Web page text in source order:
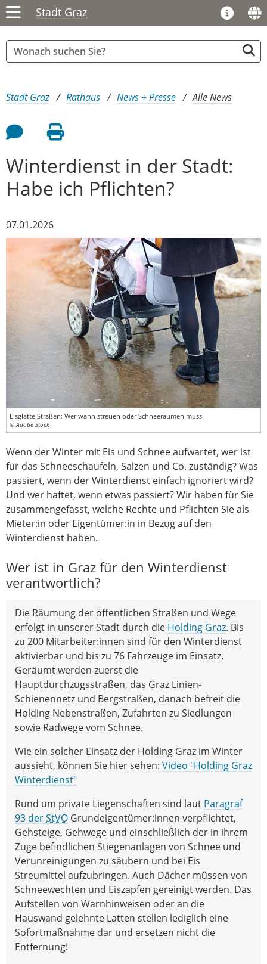
Stadt Graz
Sie sind hier:
Stadt Graz Rathaus News + Presse Alle News
Feedback an Autor
Seite drucken
Winterdienst in der Stadt:
Habe ich Pflichten?
07.01.2026
Eisglatte Straßen: Wer wann streuen oder Schneeräumen muss
© Adobe Stock
Wenn der Winter mit Eis und Schnee aufwartet, wer ist
für das Schneeschaufeln, Salzen und Co. zuständig? Was
passiert, wenn der Winterdienst einfach ignoriert wird?
Und wer haftet, wenn etwas passiert? Wir haben für Sie
zusammengefasst, welche Rechte und Pflichten Sie als
Mieter:in oder Eigentümer:in in Bezug auf den
Winterdienst haben.
Wer ist in Graz für den Winterdienst
verantwortlich?
Die Räumung der öffentlichen Straßen und Wege
erfolgt in unserer Stadt durch die Holding Graz. Bis
zu 200 Mitarbeiter:innen sind für den Winterdienst
aktivierbar und bis zu 76 Fahrzeuge im Einsatz.
Geräumt werden zuerst die
Hauptdurchzugsstraßen, das Graz Linien-
Schienennetz und Bergstraßen, danach befreit die
Holding Nebenstraßen, Zufahrten zu Siedlungen
sowie Radwege vom Schnee.
Wie ein solcher Einsatz der Holding Graz im Winter
aussieht, können Sie hier sehen: Video "Holding Graz
Winterdienst"
Rund um private Liegenschaften sind laut Paragraf
93 derStVO Grundeigentümer:innen verpflichtet,
Gehsteige, Gehwege und einschließlich der in ihrem
Zuge befindlichen Stiegenanlagen von Schnee und
Verunreinigungen zu säubern und bei Eis
Streumittel aufzubringen. Auch Dächer müssen von
Schneewechten und Eiszapfen gereinigt werden. Das
Aufstellen von Warnhinweisen oder an die
Hauswand gelehnte Latten stellen lediglich eine
Sofortmaßnahme dar und ersetzen nicht die
Entfernung!